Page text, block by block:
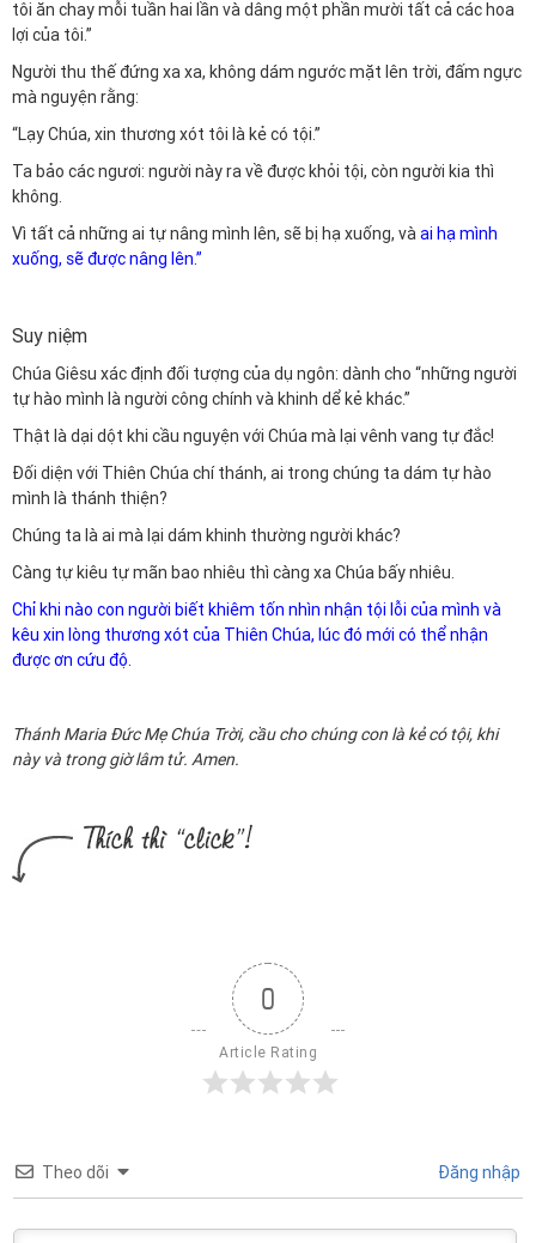
tôi ăn chay mỗi tuần hai lần và dâng một phần mười tất cả các hoa
lợi của tôi.”
Người thu thế đứng xa xa, không dám ngước mặt lên trời, đấm ngực
mà nguyện rằng:
“Lạy Chúa, xin thương xót tôi là kẻ có tội.”
Ta bảo các ngươi: người này ra về được khỏi tội, còn người kia thì
không.
Vì tất cả những ai tự nâng mình lên, sẽ bị hạ xuống, vàai hạ mình
xuống, sẽ được nâng lên.”
Suy niệm
Chúa Giêsu xác định đối tượng của dụ ngôn: dành cho “những người
tự hào mình là người công chính và khinh dể kẻ khác.”
Thật là dại dột khi cầu nguyện với Chúa mà lại vênh vang tự đắc!
Đối diện với Thiên Chúa chí thánh, ai trong chúng ta dám tự hào
mình là thánh thiện?
Chúng ta là ai mà lại dám khinh thường người khác?
Càng tự kiêu tự mãn bao nhiêu thì càng xa Chúa bấy nhiêu.
Chỉ khi nào con người biết khiêm tốn nhìn nhận tội lỗi của mình và
kêu xin lòng thương xót của Thiên Chúa, lúc đó mới có thể nhận
được ơn cứu độ.
Thánh Maria Đức Mẹ Chúa Trời, cầu cho chúng con là kẻ có tội, khi
này và trong giờ lâm tử. Amen.
0
Article Rating
Theo dõi Đăng nhập